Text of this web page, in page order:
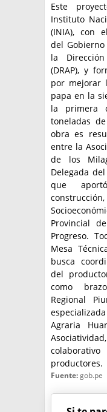
Este
Instituto
(INIA), con
del
la
(DRAP), y
por mejorar
papa en la
la primera
toneladas
obra es
entre la
de los
Delegada
que
Provincial
Progreso.
Mesa
busca
del
como
Regional
Agraria
productores.
Fuente:gob.pe